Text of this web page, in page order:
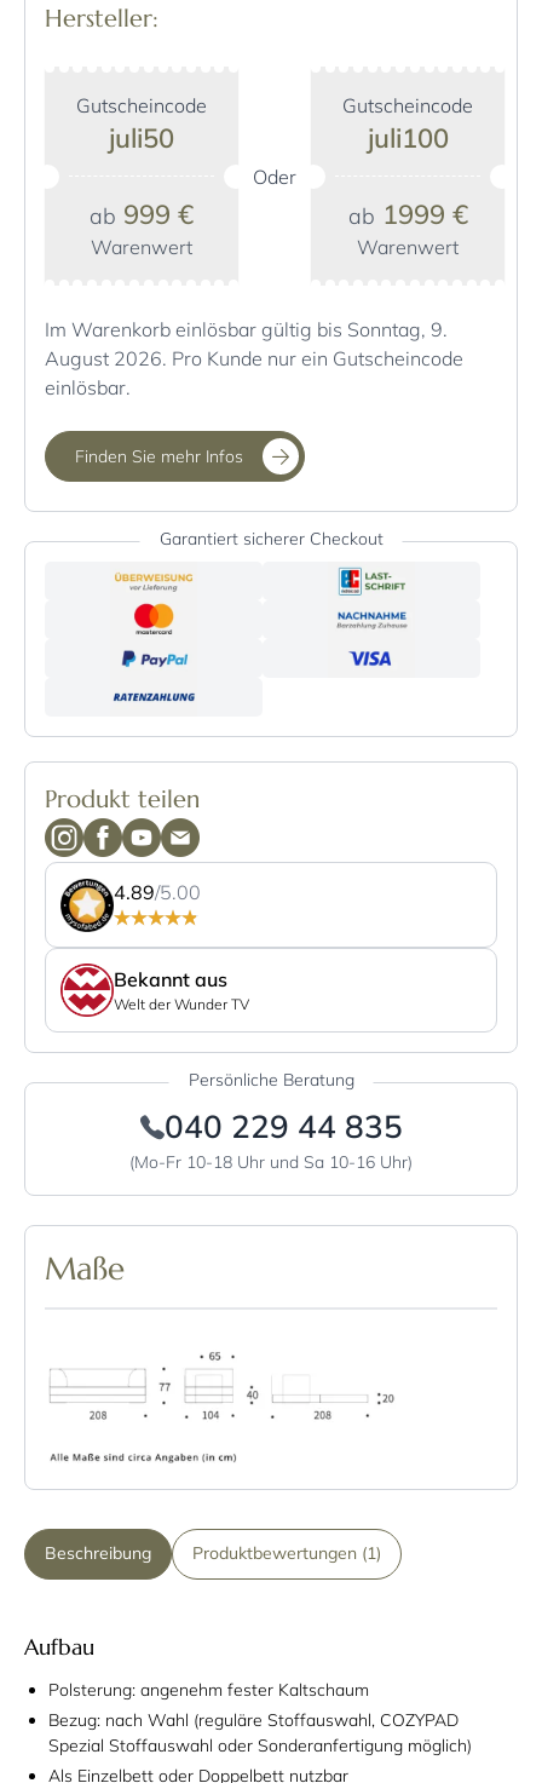
Hersteller:
Gutscheincode
juli50
ab 999 €
Warenwert
Oder
Gutscheincode
juli100
ab 1999 €
Warenwert
Im Warenkorb einlösbar gültig bis Sonntag, 9.
August 2026. Pro Kunde nur ein Gutscheincode
einlösbar.
Finden Sie mehr Infos
Garantiert sicherer Checkout
Produkt teilen
4.89/5.00
Bekannt aus
Welt der Wunder TV
Persönliche Beratung
040 229 44 835
(Mo-Fr 10-18 Uhr und Sa 10-16 Uhr)
Maße
Beschreibung Produktbewertungen (1)
Aufbau
Polsterung: angenehm fester Kaltschaum
Bezug: nach Wahl (reguläre Stoffauswahl, COZYPAD
Spezial Stoffauswahl oder Sonderanfertigung möglich)
Als Einzelbett oder Doppelbett nutzbar